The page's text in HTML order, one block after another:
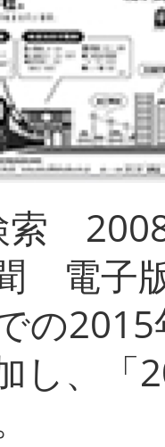
索
電子
の
し、「